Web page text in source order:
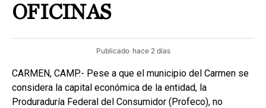
OFICINAS
Publicado hace 2 días
CARMEN, CAMP.- Pese a que el municipio del Carmen se
considera la capital económica de la entidad, la
Produraduría Federal del Consumidor (Profeco), no